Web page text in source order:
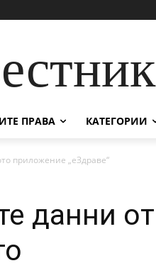
ПРАВА КАТЕГОРИИ
приложение „еЗдраве“
данни от